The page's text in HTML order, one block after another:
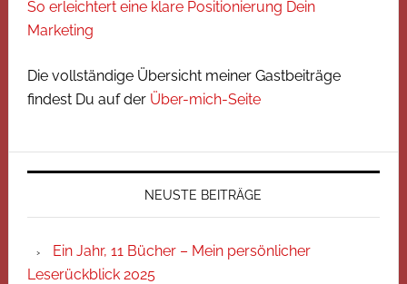
So erleichtert eine klare Positionierung Dein
Marketing
Die vollständige Übersicht meiner Gastbeiträge
findest Du auf der Über-mich-Seite
NEUSTE BEITRÄGE
Ein Jahr, 11 Bücher – Mein persönlicher
Leserückblick 2025